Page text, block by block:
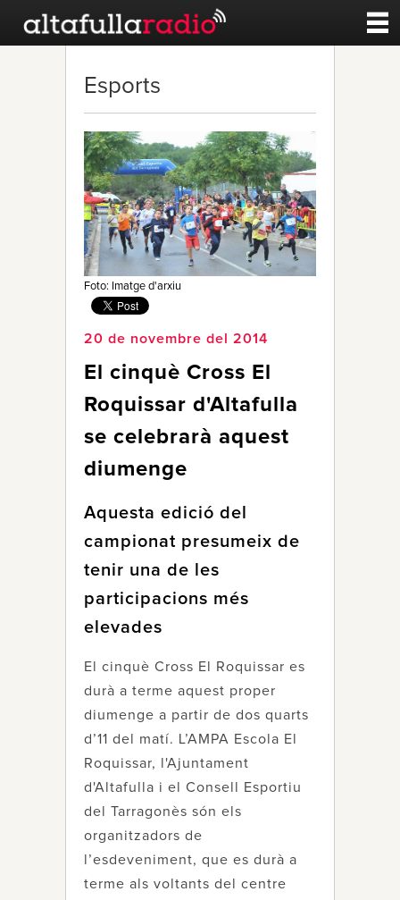
Esports
Noticies
Qui Som
Esports
Foto: Imatge d'arxiu
20 de novembre del 2014
El cinquè Cross El
Roquissar d'Altafulla
se celebrarà aquest
diumenge
Aquesta edició del
campionat presumeix de
tenir una de les
participacions més
elevades
El cinquè Cross El Roquissar es
durà a terme aquest proper
diumenge a partir de dos quarts
d’11 del matí. L’AMPA Escola El
Roquissar, l'Ajuntament
d'Altafulla i el Consell Esportiu
del Tarragonès són els
organitzadors de
l’esdeveniment, que es durà a
terme als voltants del centre